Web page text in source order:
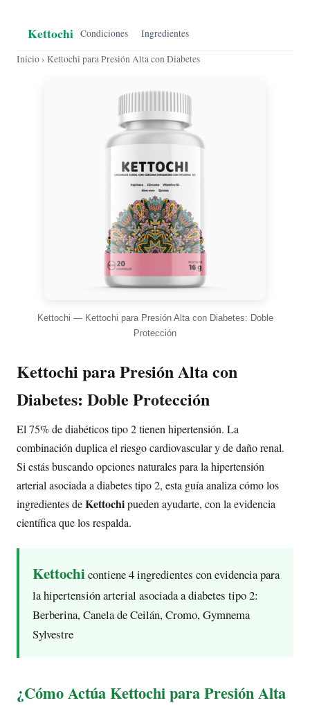
Kettochi Condiciones Ingredientes
Inicio› Kettochi para Presión Alta con Diabetes
Kettochi — Kettochi para Presión Alta con Diabetes: Doble
Protección
Kettochi para Presión Alta con
Diabetes: Doble Protección
El 75% de diabéticos tipo 2 tienen hipertensión. La
combinación duplica el riesgo cardiovascular y de daño renal.
Si estás buscando opciones naturales para la hipertensión
arterial asociada a diabetes tipo 2, esta guía analiza cómo los
ingredientes deKettochipueden ayudarte, con la evidencia
científica que los respalda.
Kettochicontiene 4 ingredientes con evidencia para
la hipertensión arterial asociada a diabetes tipo 2:
Berberina, Canela de Ceilán, Cromo, Gymnema
Sylvestre
¿Cómo Actúa Kettochi para Presión Alta